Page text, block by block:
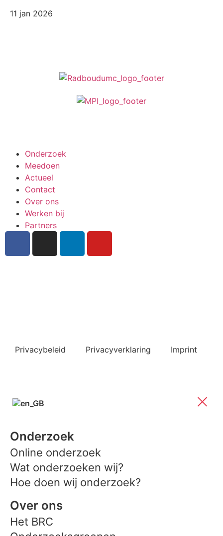
11 jan 2026
Onderzoek
Meedoen
Actueel
Contact
Over ons
Werken bij
Partners
Privacybeleid Privacyverklaring Imprint
Onderzoek
Online onderzoek
Wat onderzoeken wij?
Hoe doen wij onderzoek?
Over ons
Het BRC